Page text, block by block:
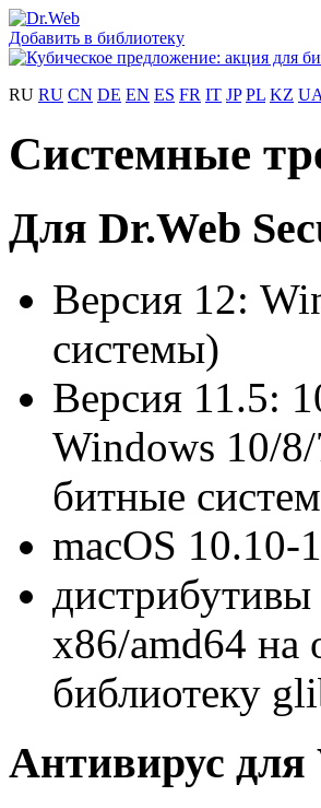
Добавить в библиотеку
RU RU CN DE EN ES FR IT JP PL KZ UA
Системные
Для Dr.Web
Версия 12:
системы)
Версия 11.5:
Windows 10/
битные
macОS 10.10-
x86/amd64 на
библиотеку
Антивирус для